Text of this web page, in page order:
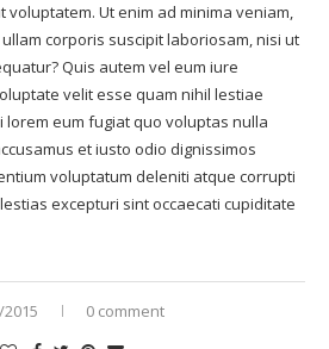
Ut enim ad minima veniam,
corporis suscipit laboriosam, nisi ut
Quis autem vel eum iure
velit esse quam nihil lestiae
lorem eum fugiat quo voluptas nulla
et iusto odio dignissimos
voluptatum deleniti atque corrupti
excepturi sint occaecati cupiditate
0 comment